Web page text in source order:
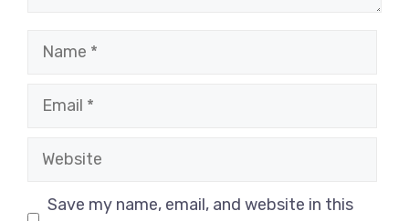
Name
Email
Website
Save my name, email, and website in this